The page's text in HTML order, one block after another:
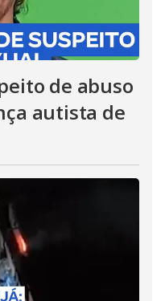
de abuso
autista de